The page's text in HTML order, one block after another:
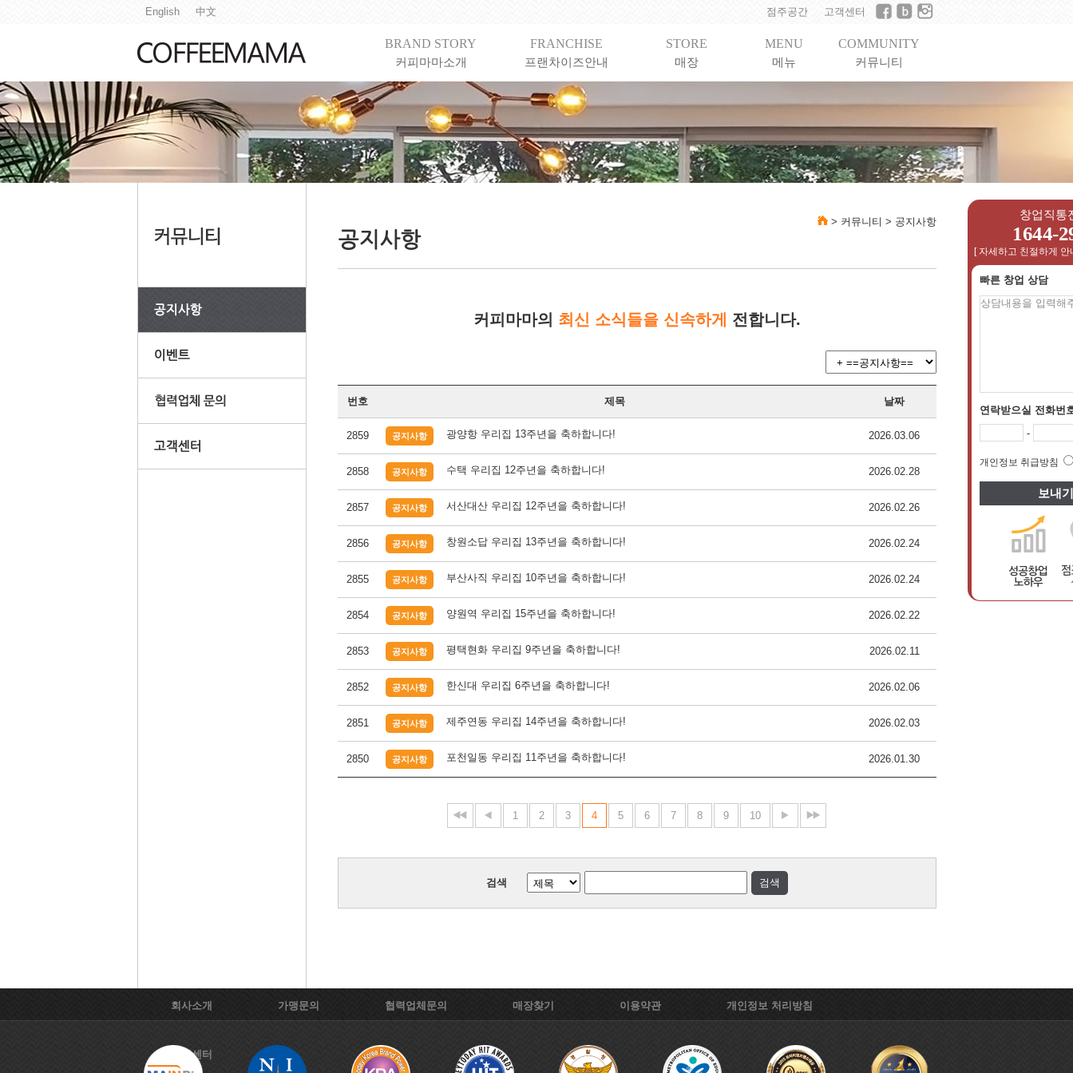
English 中文 점주공간 고객센터
BRAND STORY
커피마마소개
FRANCHISE
프랜차이즈안내
STORE
매장
MENU
메뉴
COMMUNITY
커뮤니티
창업직통
1644-
[ 자세하고 친절하게
빠른 창업 상담
연락받으실 전화번
-
개인정보 취급방침
> 커뮤니티 > 공지사항
커피마마의 최신 소식들을 신속하게 전합니다.
번호 제목 날짜
2859 공지사항 광양항 우리집 13주년을 축하합니다! 2026.03.06
2858 공지사항 수택 우리집 12주년을 축하합니다! 2026.02.28
2857 공지사항 서산대산 우리집 12주년을 축하합니다! 2026.02.26
2856 공지사항 창원소답 우리집 13주년을 축하합니다! 2026.02.24
2855 공지사항 부산사직 우리집 10주년을 축하합니다! 2026.02.24
2854 공지사항 양원역 우리집 15주년을 축하합니다! 2026.02.22
2853 공지사항 평택현화 우리집 9주년을 축하합니다! 2026.02.11
2852 공지사항 한신대 우리집 6주년을 축하합니다! 2026.02.06
2851 공지사항 제주연동 우리집 14주년을 축하합니다! 2026.02.03
2850 공지사항 포천일동 우리집 11주년을 축하합니다! 2026.01.30
1 2 3 4 5 6 7 8 9 10
검색
회사소개 가맹문의 협력업체문의 매장찾기 이용약관 개인정보 처리방침
고객센터